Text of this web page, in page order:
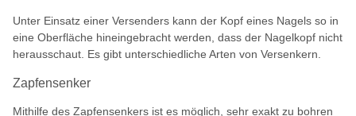
Unter Einsatz einer Versenders kann der Kopf eines Nagels so in
eine Oberfläche hineingebracht werden, dass der Nagelkopf nicht
herausschaut. Es gibt unterschiedliche Arten von Versenkern.
Zapfensenker
Mithilfe des Zapfensenkers ist es möglich, sehr exakt zu bohren